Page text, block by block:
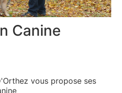
Canine
vous propose ses